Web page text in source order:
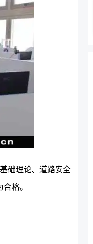
础理论、道路安全
格。